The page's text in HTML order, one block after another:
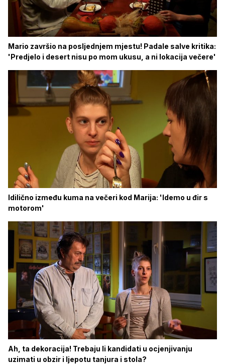
Mario završio na posljednjem mjestu! Padale salve kritika:
'Predjelo i desert nisu po mom ukusu, a ni lokacija večere'
Idilično između kuma na večeri kod Marija: 'Idemo u đir s
motorom'
Ah, ta dekoracija! Trebaju li kandidati u ocjenjivanju
uzimati u obzir i ljepotu tanjura i stola?